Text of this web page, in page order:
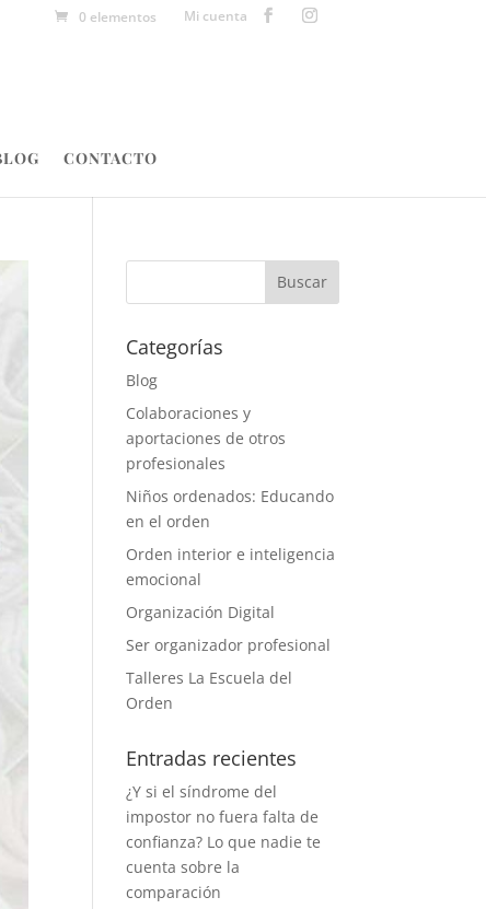
Mi cuenta
0 elementos
CONTACTO
Categorías
Blog
Colaboraciones y
aportaciones de otros
profesionales
Niños ordenados: Educando
en el orden
Orden interior e inteligencia
emocional
Organización Digital
Ser organizador profesional
Talleres La Escuela del
Orden
Entradas recientes
¿Y si el síndrome del
impostor no fuera falta de
confianza? Lo que nadie te
cuenta sobre la
comparación